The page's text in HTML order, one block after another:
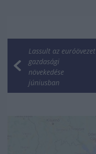
Lassult az euróövezet
gazdasági
növekedése
júniusban